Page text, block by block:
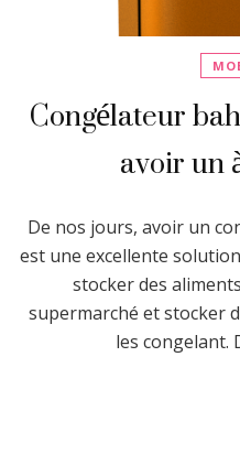
Congélateur
avoir un
De nos jours, avoir un
est une excellente
stocker des
supermarché et stocker
les congelant.